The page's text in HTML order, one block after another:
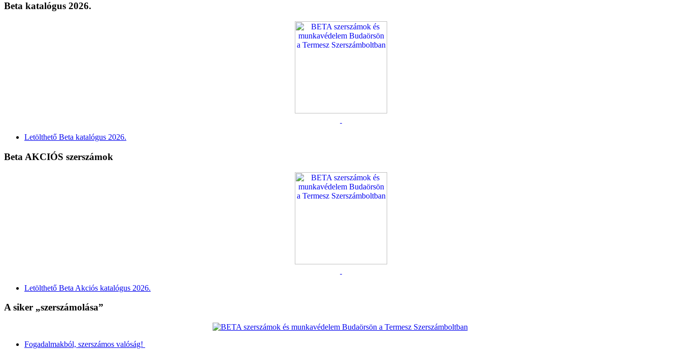
Beta katalógus 2026.
Letölthető Beta katalógus 2026.
Beta AKCIÓS szerszámok
Letölthető Beta Akciós katalógus 2026.
A siker „szerszámolása”
Fogadalmakból, szerszámos valóság!